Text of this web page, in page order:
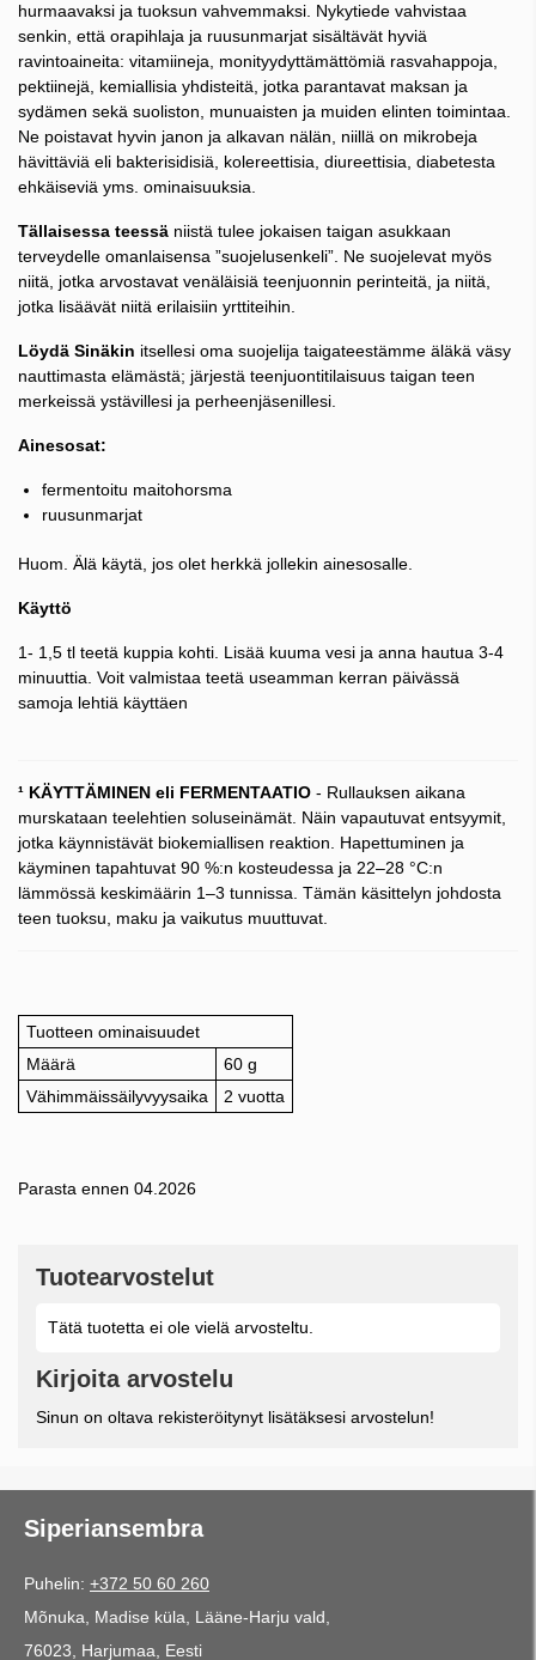
hurmaavaksi ja tuoksun vahvemmaksi. Nykytiede vahvistaa
senkin, että orapihlaja ja ruusunmarjat sisältävät hyviä
ravintoaineita: vitamiineja, monityydyttämättömiä rasvahappoja,
pektiinejä, kemiallisia yhdisteitä, jotka parantavat maksan ja
sydämen sekä suoliston, munuaisten ja muiden elinten toimintaa.
Ne poistavat hyvin janon ja alkavan nälän, niillä on mikrobeja
hävittäviä eli bakterisidisiä, kolereettisia, diureettisia, diabetesta
ehkäiseviä yms. ominaisuuksia.
Tällaisessa teessä niistä tulee jokaisen taigan asukkaan
terveydelle omanlaisensa ”suojelusenkeli”. Ne suojelevat myös
niitä, jotka arvostavat venäläisiä teenjuonnin perinteitä, ja niitä,
jotka lisäävät niitä erilaisiin yrttiteihin.
Löydä Sinäkin itsellesi oma suojelija taigateestämme äläkä väsy
nauttimasta elämästä; järjestä teenjuontitilaisuus taigan teen
merkeissä ystävillesi ja perheenjäsenillesi.
Ainesosat:
fermentoitu maitohorsma
ruusunmarjat
Huom. Älä käytä, jos olet herkkä jollekin ainesosalle.
Käyttö
1- 1,5 tl teetä kuppia kohti. Lisää kuuma vesi ja anna hautua 3-4
minuuttia. Voit valmistaa teetä useamman kerran päivässä
samoja lehtiä käyttäen
¹ KÄYTTÄMINEN eli FERMENTAATIO - Rullauksen aikana
murskataan teelehtien soluseinämät. Näin vapautuvat entsyymit,
jotka käynnistävät biokemiallisen reaktion. Hapettuminen ja
käyminen tapahtuvat 90 %:n kosteudessa ja 22–28 °C:n
lämmössä keskimäärin 1–3 tunnissa. Tämän käsittelyn johdosta
teen tuoksu, maku ja vaikutus muuttuvat.
Tuotteen ominaisuudet
Määrä
60 g
Vähimmäissäilyvyysaika
2 vuotta
Parasta ennen 04.2026
Tuotearvostelut
Tätä tuotetta ei ole vielä arvosteltu.
Kirjoita arvostelu
Sinun on oltava rekisteröitynyt lisätäksesi arvostelun!
Siperiansembra
Puhelin: +372 50 60 260
Mõnuka, Madise küla, Lääne-Harju vald,
76023, Harjumaa, Eesti